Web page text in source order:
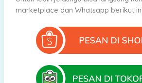
marketplace dan Whatsapp berikut ini.